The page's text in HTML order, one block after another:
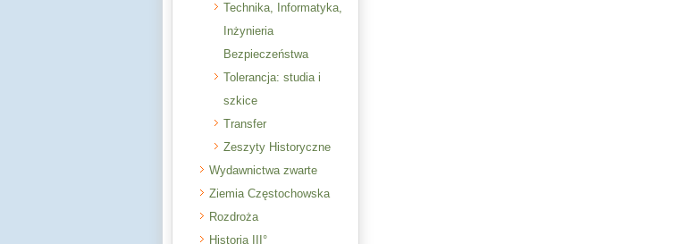
Technika, Informatyka,
Inżynieria
Bezpieczeństwa
Tolerancja: studia i
szkice
Transfer
Zeszyty Historyczne
Wydawnictwa zwarte
Ziemia Częstochowska
Rozdroża
Historia III°